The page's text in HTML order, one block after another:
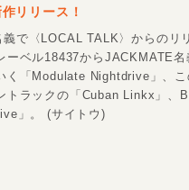
リリース！
で〈LOCAL TALK〉からのリ
ーベル18437からJACKMATE
く「Modulate Nightdrive」、
トラックの「Cuban Linkx」、
」。 (サイトウ)